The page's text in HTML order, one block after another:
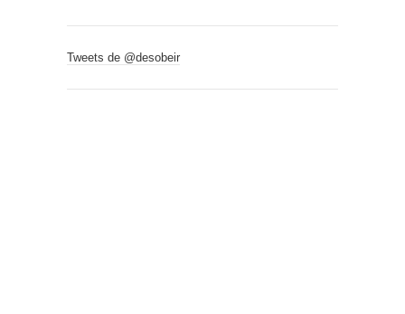
Tweets de @desobeir